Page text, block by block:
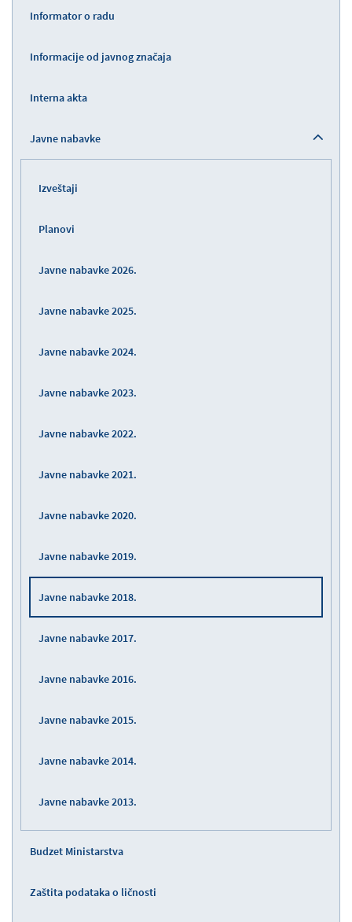
Informator o radu
Informacije od javnog značaja
Interna akta
Javne nabavke
Izveštaji
Planovi
Javne nabavke 2026.
Javne nabavke 2025.
Javne nabavke 2024.
Javne nabavke 2023.
Javne nabavke 2022.
Javne nabavke 2021.
Javne nabavke 2020.
Javne nabavke 2019.
Javne nabavke 2018.
Javne nabavke 2017.
Javne nabavke 2016.
Javne nabavke 2015.
Javne nabavke 2014.
Javne nabavke 2013.
Budzet Ministarstva
Zaštita podataka o ličnosti